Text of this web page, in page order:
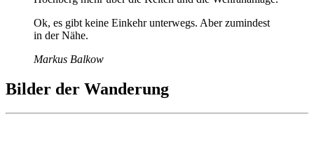
Ok, es gibt keine Einkehr unterwegs. Aber zumindest
in der Nähe.
Markus Balkow
Bilder der Wanderung